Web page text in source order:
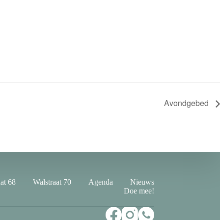
Avondgebed
68 Walstraat 70 Agenda
Nieuws
Doe mee!